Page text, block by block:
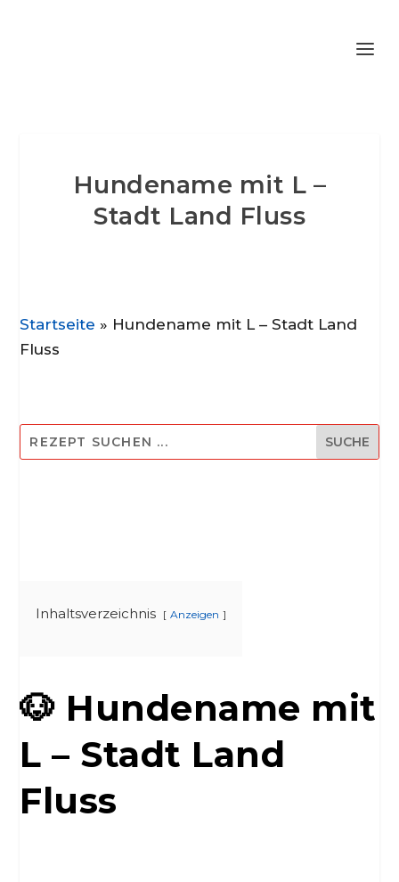
Hundename mit L –
Stadt Land Fluss
Startseite » Hundename mit L – Stadt Land
Fluss
Inhaltsverzeichnis Anzeigen
🐶 Hundename mit
L – Stadt Land
Fluss